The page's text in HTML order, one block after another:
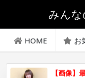
みん
HOME お
【画像】